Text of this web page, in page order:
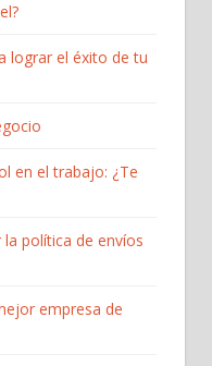
lograr el éxito de tu
en el trabajo: ¿Te
política de envíos
empresa de